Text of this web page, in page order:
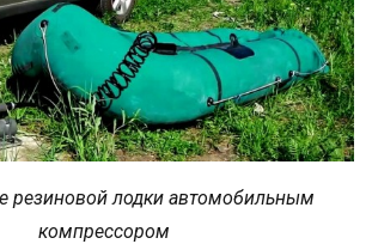
резиновой лодки автомобильным
компрессором